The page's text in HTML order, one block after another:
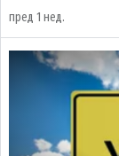
пред 1 нед.